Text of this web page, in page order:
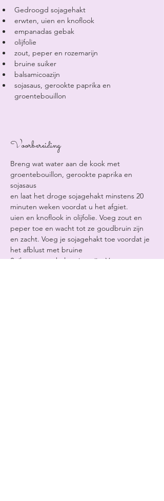
Gedroogd sojagehakt
erwten, uien en knoflook
empanadas gebak
olijfolie
zout, peper en rozemarijn
bruine suiker
balsamicoazijn
sojasaus, gerookte paprika en
groentebouillon
Voorbereiding
Breng wat water aan de kook met
groentebouillon, gerookte paprika en
sojasaus
en laat het droge sojagehakt minstens 20
minuten weken voordat u het afgiet.
uien en knoflook in olijfolie. Voeg zout en
peper toe en wacht tot ze goudbruin zijn
en zacht. Voeg je sojagehakt toe voordat je
het afblust met bruine
Suiker en wat balsamicoazijn. Voeg